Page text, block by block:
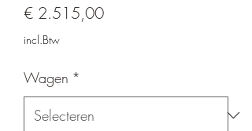
€ 2.515,00Prijs
incl.Btw
Wagen *